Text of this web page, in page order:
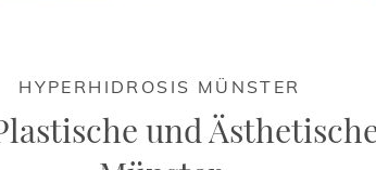
HYPERHIDROSIS MÜNSTER
und